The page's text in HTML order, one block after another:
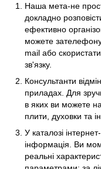
Наша мета-не
докладно
ефективно
можете
mail або
зв'язку.
Консультанти
приладах. Для
в яких ви можете
плити, духовки та
У каталозі
інформація. Ви
реальні